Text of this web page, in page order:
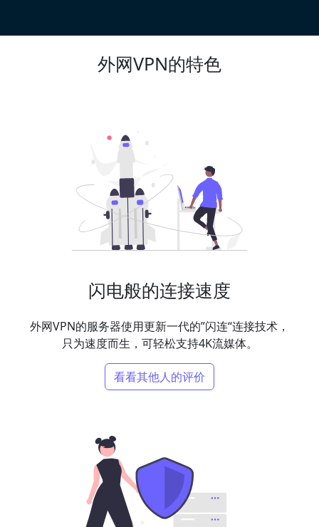
外网VPN的特色
闪电般的连接速度
外网VPN的服务器使用更新一代的”闪连“连接技术，
只为速度而生，可轻松支持4K流媒体。
看看其他人的评价